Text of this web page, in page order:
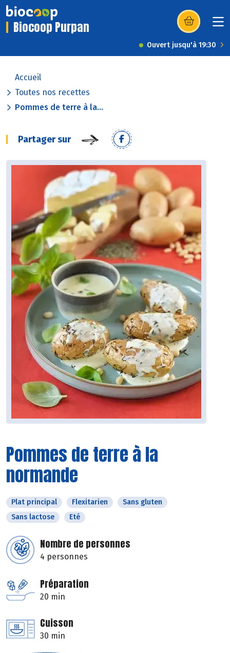
Biocoop Purpan (s’ouvre dans
Ouvert jusqu'à 19:30
Accueil
Toutes nos recettes
Pommes de terre à la...
Partager sur
Pommes de terre à la
normande
Plat principal Flexitarien
Sans gluten
Sans lactose
Eté
Nombre de personnes
4 personnes
Préparation
20 min
Cuisson
30 min